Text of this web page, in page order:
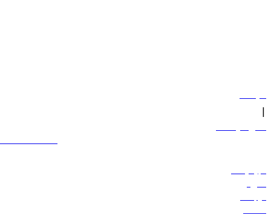
سياساتنا
|
الشروط والأحكام
600 544 445
حجز الرحلات
العروض
الوجهات
الأمتعة